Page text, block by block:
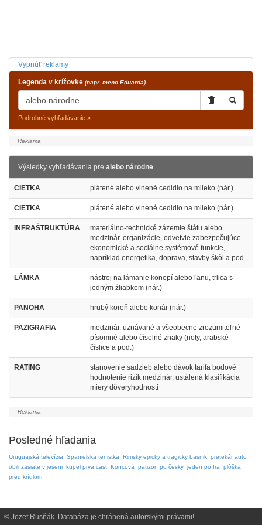
Vypnúť reklamy
Legenda v krížovke (napr. meno Eduarda)
Podrobné vyhľadávanie »
Výsledky vyhľadávania pre alebo národne
CIETKA plátené alebo vlnené cedidlo na mlieko (nár.)
CIETKA plátené alebo vlnené cedidlo na mlieko (nár.)
INFRAŠTRUKTÚRA
materiálno-technické zázemie štátu alebo
medzinár. organizácie, odvetvie zabezpečujúce
ekonomické a sociálne systémové funkcie,
napríklad energetika, doprava, stavby škôl a pod.
LÁMKA
nástroj na lámanie konopí alebo ľanu, trlica s
jedným žliabkom (nár.)
PANOHA hrubý koreň alebo konár (nár.)
PAZIGRAFIA
medzinár. uznávané a všeobecne zrozumiteľné
písomné alebo číselné znaky (noty, arabské
číslice a pod.)
RATING
stanovenie sadzieb alebo dávok tarifa bodové
hodnotenie rizík medzinár. ustálená klasifikácia
miery dôveryhodnosti
Posledné hľadania
Uruguajská televízia Spanielska tenistka Rimsky epicky a tragicky basnik pretekár auto
obili zasiate v jeseni kupel prva cast Koncová patizón po česky jeden po fra
plôška
pred krídlom
© Jozef Rusňák. Databáza je chránená autorskými právami!